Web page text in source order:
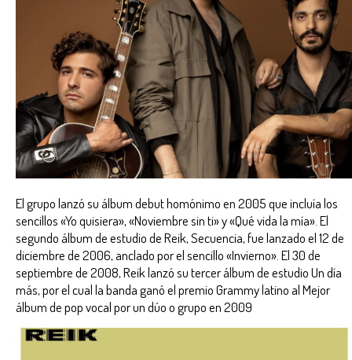
El grupo lanzó su álbum debut homónimo en 2005 que incluía los
sencillos «Yo quisiera», «Noviembre sin ti» y «Qué vida la mía». El
segundo álbum de estudio de Reik, Secuencia, fue lanzado el 12 de
diciembre de 2006, anclado por el sencillo «Invierno». El 30 de
septiembre de 2008, Reik lanzó su tercer álbum de estudio Un día
más, por el cual la banda ganó el premio Grammy latino al Mejor
álbum de pop vocal por un dúo o grupo en 2009